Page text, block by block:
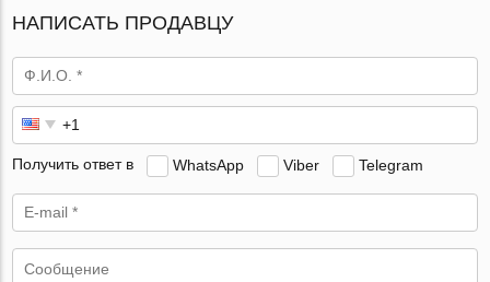
НАПИСАТЬ ПРОДАВЦУ
Получить ответ в WhatsApp Viber Telegram